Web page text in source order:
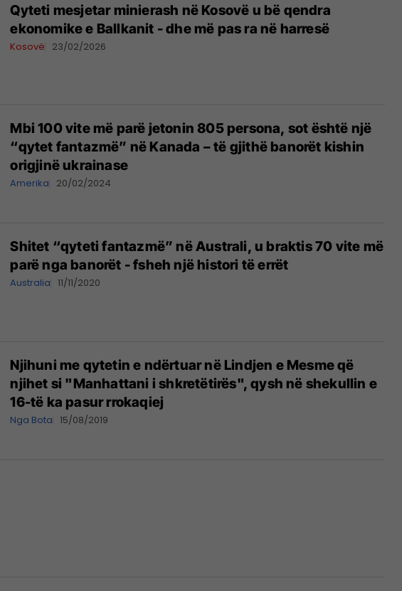
Qyteti mesjetar minierash në Kosovë u bë qendra
ekonomike e Ballkanit - dhe më pas ra në harresë
Kosovë 23/02/2026
Mbi 100 vite më parë jetonin 805 persona, sot është një
“qytet fantazmë” në Kanada – të gjithë banorët kishin
origjinë ukrainase
Amerika 20/02/2024
Shitet “qyteti fantazmë” në Australi, u braktis 70 vite më
parë nga banorët - fsheh një histori të errët
Australia 11/11/2020
Njihuni me qytetin e ndërtuar në Lindjen e Mesme që
njihet si "Manhattani i shkretëtirës", qysh në shekullin e
16-të ka pasur rrokaqiej
Nga Bota 15/08/2019